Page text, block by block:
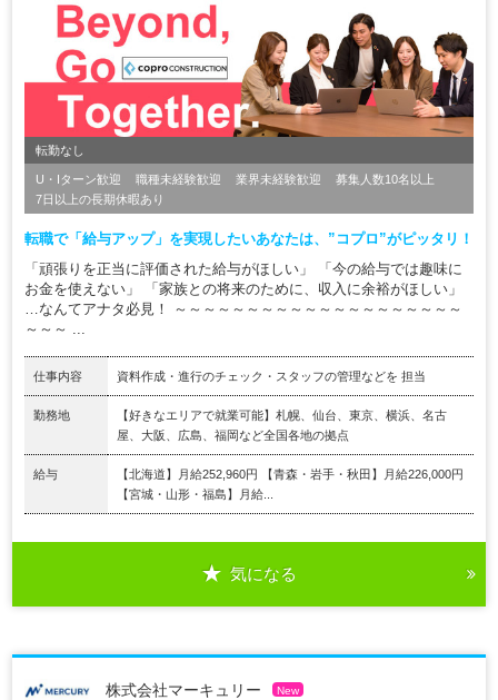
転勤なし
U・Iターン歓迎 職種未経験歓迎 業界未経験歓迎
募集人数10名以上
7日以上の長期休暇あり
転職で「給与アップ」を実現したいあなたは、”コプロ”がピッタリ！
「頑張りを正当に評価された給与がほしい」 「今の給与では趣味に
お金を使えない」 「家族との将来のために、収入に余裕がほしい」
…なんてアナタ必見！ ～～～～～～～～～～～～～～～～～～～～
～～～ ...
仕事内容 資料作成・進行のチェック・スタッフの管理などを 担当
勤務地
【好きなエリアで就業可能】札幌、仙台、東京、横浜、名古
屋、大阪、広島、福岡など全国各地の拠点
給与
【北海道】月給252,960円 【青森・岩手・秋田】月給226,000円
【宮城・山形・福島】月給...
気になる
株式会社マーキュリー New